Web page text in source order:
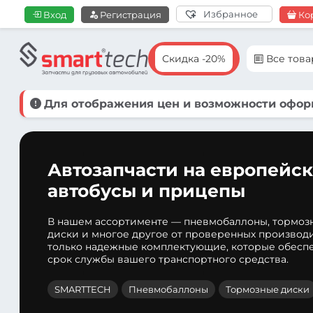
Вход Регистрация Избранное
Скидка -20% Все
Для отображения цен и возможности
Автозапчасти на
автобусы и прицепы
В нашем ассортименте — пневмобаллоны,
диски и многое другое от проверенных
только надежные комплектующие, которые
срок службы вашего транспортного средства.
SMARTTECH Пневмобаллоны Тормозные диски